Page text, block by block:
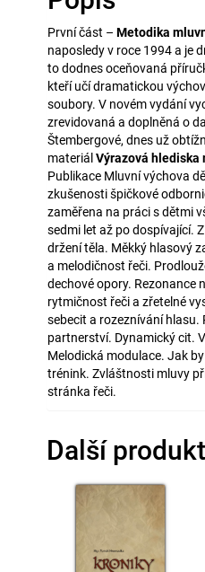
První část –Metodika
naposledy v roce 1994 a je
to dodnes oceňovaná
kteří učí dramatickou
soubory. V novém vydání
zrevidovaná a doplněná o
Štembergové, dnes už
materiálVýrazová hlediska
Publikace Mluvní výchova
zkušenosti špičkové
zaměřena na práci s dětmi
sedmi let až po dospívající.
držení těla. Měkký hlasový
a melodičnost řeči.
dechové opory. Rezonance
rytmičnost řeči a zřetelné
sebecit a rozeznívání
partnerství. Dynamický cit.
Melodická modulace. Jak
trénink. Zvláštnosti mluvy
stránka řeči.
Další